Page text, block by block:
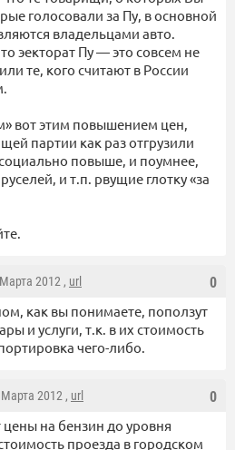
голосовали за Пу, в основной
владельцами авто.
эекторат Пу — это совсем не
те, кого считают в России
вот этим повышением цен,
партии как раз отгрузили
повыше, и поумнее,
и т.п. рвущие глотку «за
0
2012 , url
как вы понимаете, поползут
и услуги, т.к. в их стоимость
чего-либо.
0
2012 , url
на бензин до уровня
проезда в городском